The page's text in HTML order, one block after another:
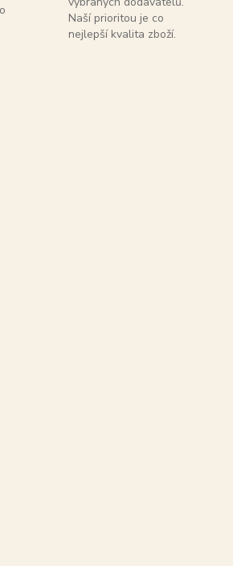
Naší prioritou je co
nejlepší kvalita zboží.